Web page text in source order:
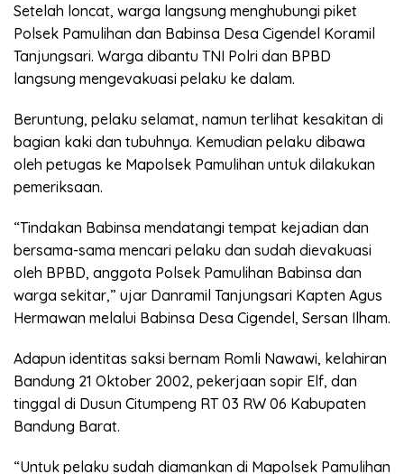
Setelah loncat, warga langsung menghubungi piket
Polsek Pamulihan dan Babinsa Desa Cigendel Koramil
Tanjungsari. Warga dibantu TNI Polri dan BPBD
langsung mengevakuasi pelaku ke dalam.
Beruntung, pelaku selamat, namun terlihat kesakitan di
bagian kaki dan tubuhnya. Kemudian pelaku dibawa
oleh petugas ke Mapolsek Pamulihan untuk dilakukan
pemeriksaan.
“Tindakan Babinsa mendatangi tempat kejadian dan
bersama-sama mencari pelaku dan sudah dievakuasi
oleh BPBD, anggota Polsek Pamulihan Babinsa dan
warga sekitar,” ujar Danramil Tanjungsari Kapten Agus
Hermawan melalui Babinsa Desa Cigendel, Sersan Ilham.
Adapun identitas saksi bernam Romli Nawawi, kelahiran
Bandung 21 Oktober 2002, pekerjaan sopir Elf, dan
tinggal di Dusun Citumpeng RT 03 RW 06 Kabupaten
Bandung Barat.
“Untuk pelaku sudah diamankan di Mapolsek Pamulihan